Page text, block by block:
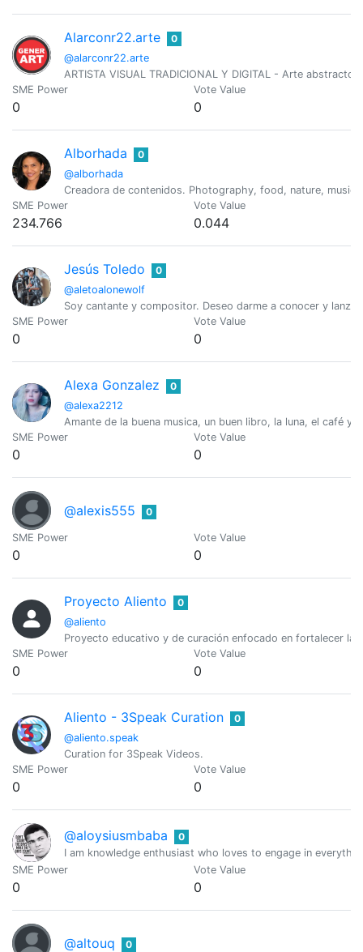
Alarconr22.arte
@alarconr22.arte
0
ARTISTA VISUAL TRADICIONAL Y DIGITAL - Arte
SME Power
0
Vote Value
0
Alborhada
@alborhada
0
Creadora de contenidos. Photography, food, nature, music
SME Power
234.766
Vote Value
0.044
Jesús Toledo
@aletoalonewolf
0
Soy cantante y compositor. Deseo darme a conocer y
SME Power
0
Vote Value
0
Alexa Gonzalez
@alexa2212
0
Amante de la buena musica, un buen libro, la luna, el café y
SME Power
0
Vote Value
0
@alexis555 0
SME Power
0
Vote Value
0
Proyecto Aliento
@aliento
0
Proyecto educativo y de curación enfocado en fortalecer
SME Power
0
Vote Value
0
Aliento - 3Speak Curation
@aliento.speak
0
Curation for 3Speak Videos.
SME Power
0
Vote Value
0
@aloysiusmbaba
0
I am knowledge enthusiast who loves to engage in
SME Power
0
Vote Value
0
@altouq 0